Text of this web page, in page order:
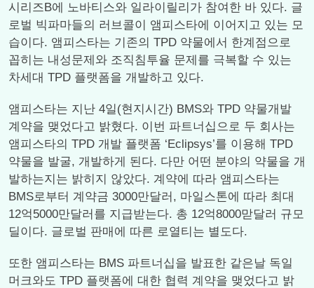
시리즈B에 노바티스와 일라이릴리가 참여한 바 있다. 글
로벌 빅파마들의 러브콜이 앰피스타에 이어지고 있는 모
습이다. 앰피스타는 기존의 TPD 약물에서 한계점으로
꼽히는 내성문제와 조직침투율 문제를 극복할 수 있는
차세대 TPD 플랫폼을 개발하고 있다.
앰피스타는 지난 4일(현지시간) BMS와 TPD 약물개발
계약을 맺었다고 밝혔다. 이번 파트너십으로 두 회사는
앰피스타의 TPD 개발 플랫폼 ‘Eclipsys’를 이용해 TPD
약물을 발굴, 개발하게 된다. 다만 어떤 분야의 약물을 개
발하는지는 밝히지 않았다. 계약에 따라 앰피스타는
BMS로부터 계약금 3000만달러, 마일스톤에 따라 최대
12억5000만달러를 지급받는다. 총 12억8000맏달러 규모
딜이다. 글로벌 판매에 따른 로열티는 별도다.
또한 앰피스타는 BMS 파트너십을 발표한 같은날 독일
머크와도 TPD 플랫폼에 대한 협력 계약을 맺었다고 밝